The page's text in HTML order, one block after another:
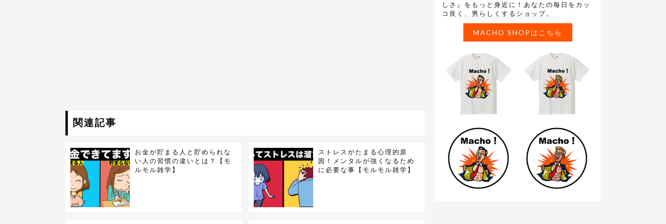
関連記事
お金が貯まる人と貯められな
い人の習慣の違いとは？【モ
ルモル雑学】
ストレスがたまる心理的原
因！メンタルが強くなるため
に必要な事【モルモル雑学】
しさ』をもっと身近に！あなたの毎日をカッ
コ良く、男らしくするショップ。
MACHO SHOPはこちら